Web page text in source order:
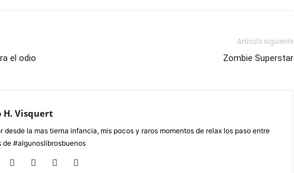
el odio
Artículo siguiente
Zombie Superstar
H. Visquert
desde la mas tierna infancia, mis pocos y raros momentos de relax los paso entre
de #algunoslibrosbuenos